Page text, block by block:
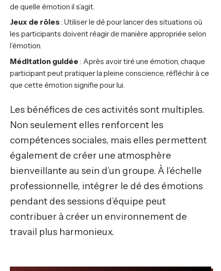
de quelle émotion il s’agit.
Jeux de rôles: Utiliser le dé pour lancer des situations où
les participants doivent réagir de manière appropriée selon
l’émotion.
Méditation guidée : Après avoir tiré une émotion, chaque
participant peut pratiquer la pleine conscience, réfléchir à ce
que cette émotion signifie pour lui.
Les bénéfices de ces activités sont multiples.
Non seulement elles renforcent les
compétences sociales, mais elles permettent
également de créer une atmosphère
bienveillante au sein d’un groupe. À l’échelle
professionnelle, intégrer le dé des émotions
pendant des sessions d’équipe peut
contribuer à créer un environnement de
travail plus harmonieux.